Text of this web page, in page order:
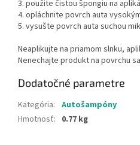
3. použite čistou špongiu na
4. opláchnite povrch auta
5. vysušte povrch auta suchou
Neaplikujte na priamom slnku,
Nenechajte produkt na povrchu
Dodatočné parametre
Kategória: Autošampóny
Hmotnosť: 0.77 kg